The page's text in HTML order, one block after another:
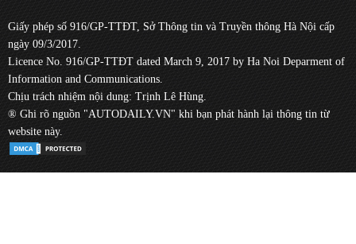
Giấy phép số 916/GP-TTĐT, Sở Thông tin và Truyền thông Hà Nội cấp
ngày 09/3/2017.
Licence No. 916/GP-TTĐT dated March 9, 2017 by Ha Noi Deparment of
Information and Communications.
Chịu trách nhiệm nội dung: Trịnh Lê Hùng.
® Ghi rõ nguồn "AUTODAILY.VN" khi bạn phát hành lại thông tin từ
website này.